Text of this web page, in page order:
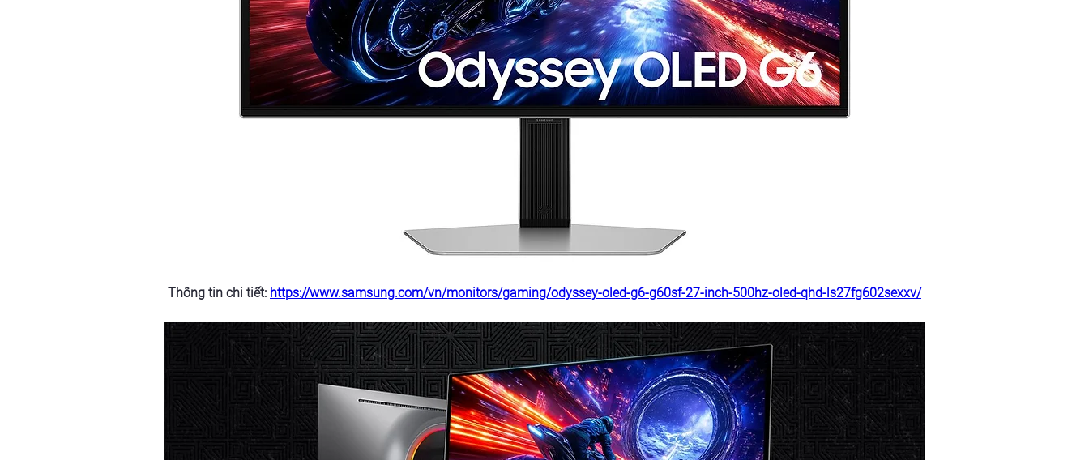
Thông tin chi tiết: https://www.samsung.com/vn/monitors/gaming/odyssey-oled-g6-g60sf-27-inch-500hz-oled-qhd-ls27fg602sexxv/